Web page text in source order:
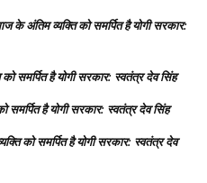
के अंतिम व्यक्ति को समर्पित है योगी सरकार:
समर्पित है योगी सरकार: स्वतंत्र देव सिंह
समर्पित है योगी सरकार: स्वतंत्र देव सिंह
को समर्पित है योगी सरकार: स्वतंत्र देव